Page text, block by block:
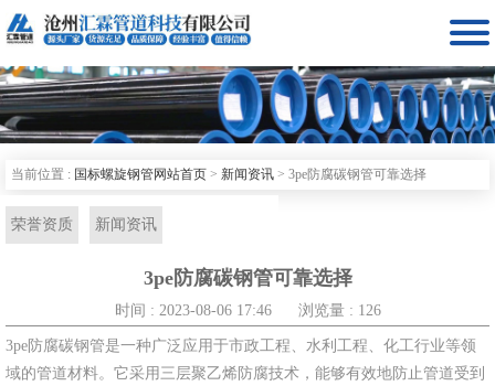

当前位置 : 国标螺旋钢管网站首页 > 新闻资讯 > 3pe防腐碳钢管可靠选择
荣誉资质 新闻资讯
3pe防腐碳钢管可靠选择
时间 : 2023-08-06 17:46 浏览量 : 126
3pe防腐碳钢管是一种广泛应用于市政工程、水利工程、化工行业等领
域的管道材料。它采用三层聚乙烯防腐技术，能够有效地防止管道受到